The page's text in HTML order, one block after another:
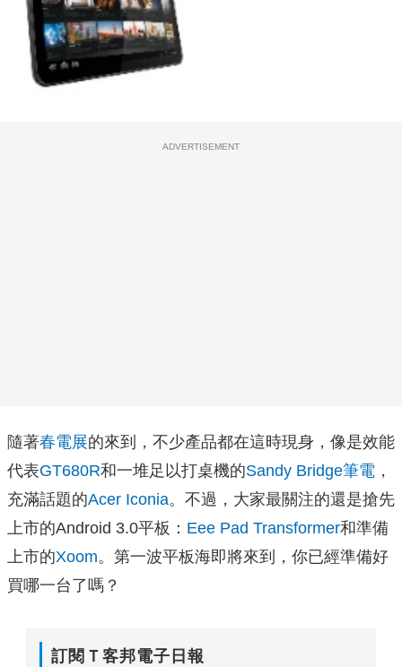
ADVERTISEMENT
隨著春電展的來到，不少產品都在這時現身，像是效能
代表GT680R和一堆足以打桌機的Sandy Bridge筆電 ，
充滿話題的Acer Iconia。不過，大家最關注的還是搶先
上市的Android 3.0平板： Eee Pad Transformer和準備
上市的Xoom。第一波平板海即將來到，你已經準備好
買哪一台了嗎？
訂閱Ｔ客邦電子日報